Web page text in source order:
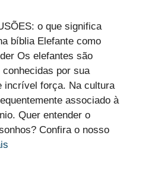
o que significa
bíblia Elefante como
Os elefantes são
por sua
incrível força. Na cultura
associado à
Quer entender o
Confira o nosso